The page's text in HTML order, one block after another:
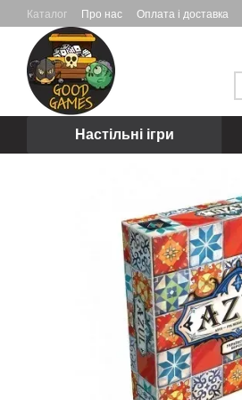
Перейти до основного контенту
Каталог Про нас Оплата і доставка
Настільні ігри